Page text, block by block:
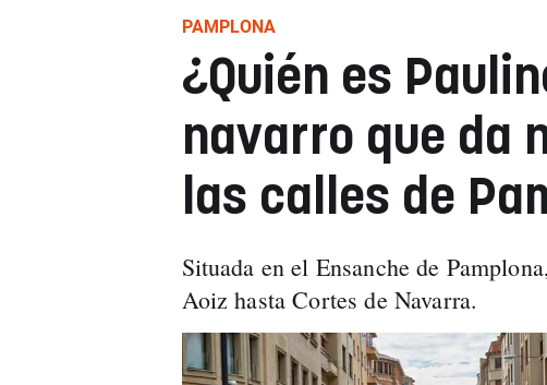
PAMPLONA
¿Quién es
navarro que da
las calles de
Situada en el Ensanche de
Aoiz hasta Cortes de Navarra.